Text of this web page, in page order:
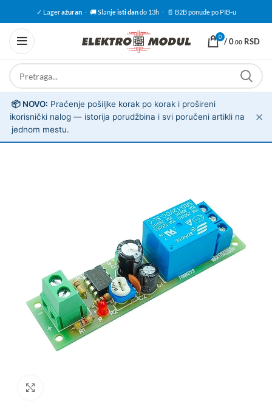
✓ Lageražuran · 🚚 Slanjeisti dando 13h · 📄 B2B ponude po PIB-u
0 /0.00 RSD
ℹ️
📦 NOVO: Praćenje pošiljke korak po korak i prošireni
korisnički nalog — istorija porudžbina i svi poručeni artikli na
jednom mestu.
✕